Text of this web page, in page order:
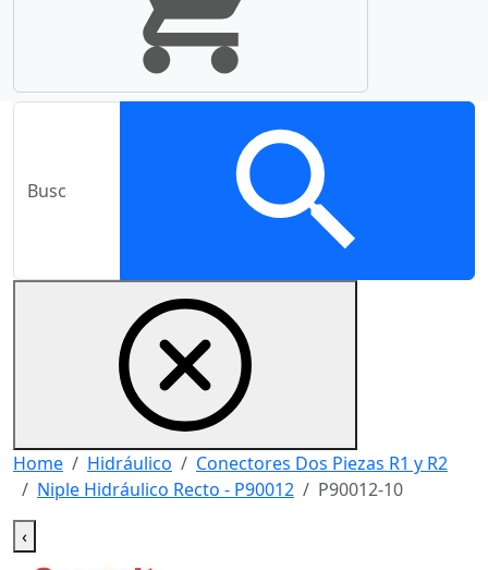
Home Hidráulico
Conectores Dos Piezas R1 y R2
Niple Hidráulico Recto - P90012
P90012-10
‹